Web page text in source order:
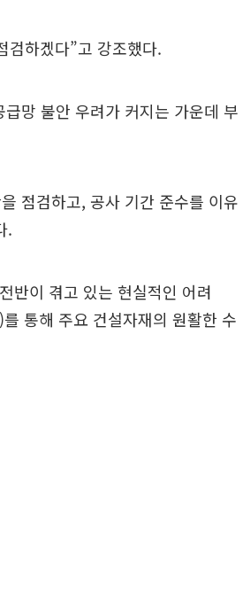
검하겠다”고 강조했다.
망 불안 우려가 커지는 가운데 부
점검하고, 공사 기간 준수를 이유
.
반이 겪고 있는 현실적인 어려
통해 주요 건설자재의 원활한 수